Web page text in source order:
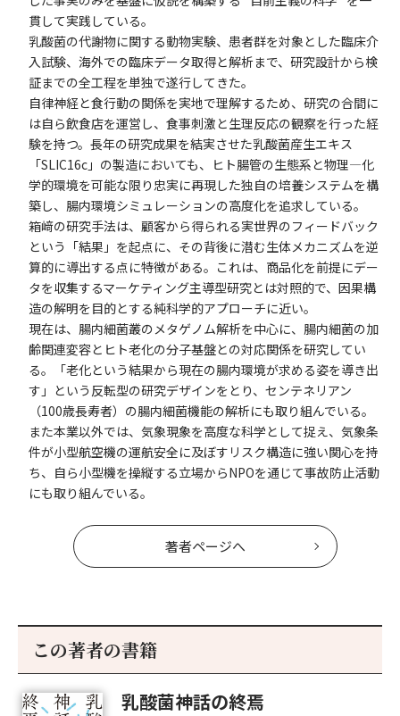
貫して実践している。
乳酸菌の代謝物に関する動物実験、患者群を対象とした臨床介
入試験、海外での臨床データ取得と解析まで、研究設計から検
証までの全工程を単独で遂行してきた。
自律神経と食行動の関係を実地で理解するため、研究の合間に
は自ら飲食店を運営し、食事刺激と生理反応の観察を行った経
験を持つ。長年の研究成果を結実させた乳酸菌産生エキス
「SLIC16c」の製造においても、ヒト腸管の生態系と物理—化
学的環境を可能な限り忠実に再現した独自の培養システムを構
築し、腸内環境シミュレーションの高度化を追求している。
箱﨑の研究手法は、顧客から得られる実世界のフィードバック
という「結果」を起点に、その背後に潜む生体メカニズムを逆
算的に導出する点に特徴がある。これは、商品化を前提にデー
タを収集するマーケティング主導型研究とは対照的で、因果構
造の解明を目的とする純科学的アプローチに近い。
現在は、腸内細菌叢のメタゲノム解析を中心に、腸内細菌の加
齢関連変容とヒト老化の分子基盤との対応関係を研究してい
る。「老化という結果から現在の腸内環境が求める姿を導き出
す」という反転型の研究デザインをとり、センテネリアン
（100歳長寿者）の腸内細菌機能の解析にも取り組んでいる。
また本業以外では、気象現象を高度な科学として捉え、気象条
件が小型航空機の運航安全に及ぼすリスク構造に強い関心を持
ち、自ら小型機を操縦する立場からNPOを通じて事故防止活動
にも取り組んでいる。
著者ページへ
この著者の書籍
乳酸菌神話の終焉